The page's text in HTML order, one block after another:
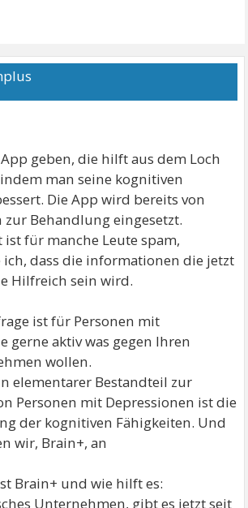
geben, die hilft aus dem Loch
man seine kognitiven
Die App wird bereits von
zur Behandlung eingesetzt.
ist für manche Leute spam,
dass die informationen die jetzt
Hilfreich sein wird.
ist für Personen mit
gerne aktiv was gegen Ihren
wollen.
elementarer Bestandteil zur
Personen mit Depressionen ist die
der kognitiven Fähigkeiten. Und
wir, Brain+, an
Brain+ und wie hilft es:
Unternehmen, gibt es jetzt seit